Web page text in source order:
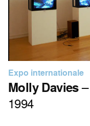
Expo internationale
Molly Davies–
1994